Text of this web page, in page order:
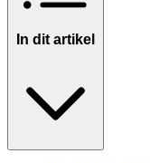
In dit artikel